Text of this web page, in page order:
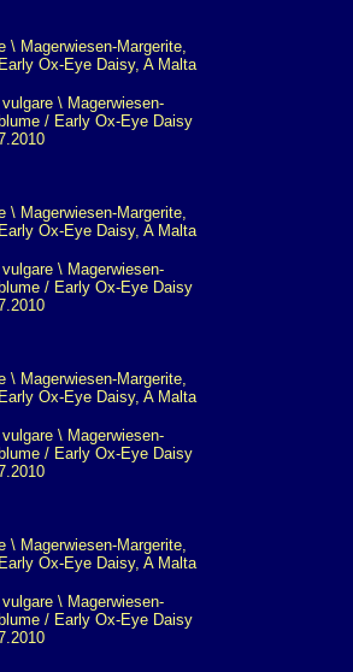
\ Magerwiesen-
/ Early Ox-Eye Daisy
\ Magerwiesen-
/ Early Ox-Eye Daisy
\ Magerwiesen-
/ Early Ox-Eye Daisy
\ Magerwiesen-
/ Early Ox-Eye Daisy